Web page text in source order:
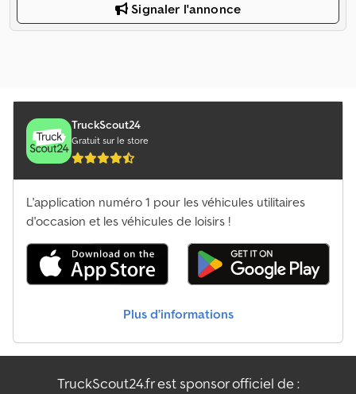
Signaler l'annonce
TruckScout24
Gratuit sur le store
L'application numéro 1 pour les véhicules utilitaires
d'occasion et les véhicules de loisirs !
Plus d’informations
TruckScout24.fr est sponsor officiel de :